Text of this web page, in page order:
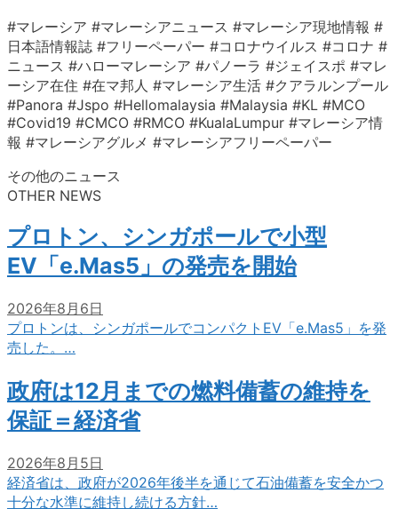
#マレーシア #マレーシアニュース #マレーシア現地情報 #
日本語情報誌 #フリーペーパー #コロナウイルス #コロナ #
ニュース #ハローマレーシア #パノーラ #ジェイスポ #マレ
ーシア在住 #在マ邦人 #マレーシア生活 #クアラルンプール
#Panora #Jspo #Hellomalaysia #Malaysia #KL #MCO
#Covid19 #CMCO #RMCO #KualaLumpur #マレーシア情
報 #マレーシアグルメ #マレーシアフリーペーパー
その他のニュース
OTHER NEWS
プロトン、シンガポールで小型
EV「e.Mas5」の発売を開始
2026年8月6日
プロトンは、シンガポールでコンパクトEV「e.Mas5」を発
売した。…
政府は12月までの燃料備蓄の維持を
保証＝経済省
2026年8月5日
経済省は、政府が2026年後半を通じて石油備蓄を安全かつ
十分な水準に維持し続ける方針…